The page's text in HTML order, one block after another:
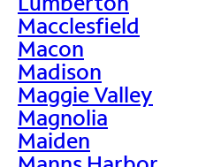
Macclesfield
Macon
Madison
Maggie Valley
Magnolia
Maiden